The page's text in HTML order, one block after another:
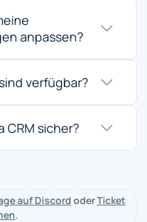
anpassen?
verfügbar?
CRM sicher?
auf Discord oderTicket
.